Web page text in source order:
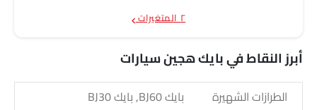
٢ المتغيرات
أبرز النقاط في بايك هجين سيارات
الطرازات الشهيرة
بايك BJ60, بايك BJ30